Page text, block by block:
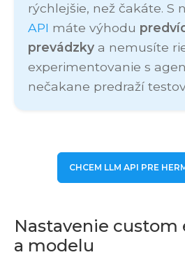
rýchlejšie, než čakáte. S
API máte výhodu
prevádzky a nemusíte
experimentovanie s
nečakane predraží
CHCEM LLM API PRE
Nastavenie
a modelu